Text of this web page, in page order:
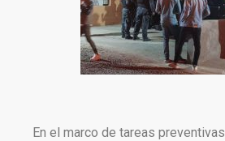
En el marco de tareas